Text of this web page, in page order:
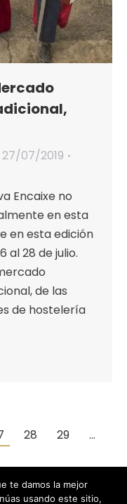
27/07/2019
Encaixe no
en esta
en esta edición
al 28 de julio.
de las
de hostelería
28 29
…
te damos la mejor
usando este sitio,